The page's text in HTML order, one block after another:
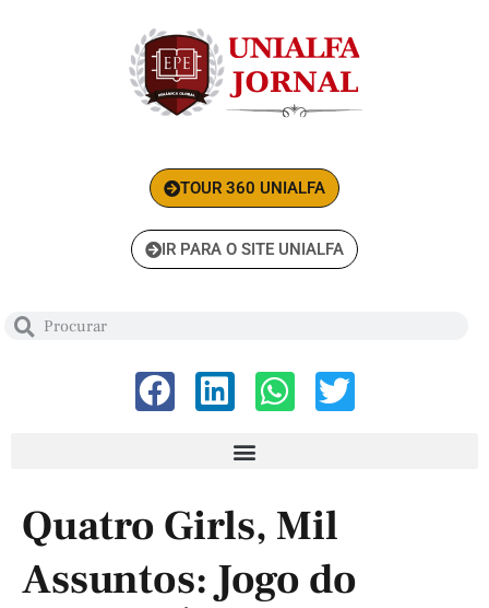
TOUR 360 UNIALFA
IR PARA O SITE UNIALFA
Quatro Girls, Mil
Assuntos: Jogo do